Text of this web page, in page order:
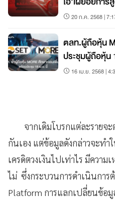
20 ก.ค. 2568 |
ตลท.ผู้ถือหุ้น
ประชุมผู้ถือหุ้น
16 เม.ย. 2568 |
จากเดิมโบรกแต่ละรายจะ
กันเอง แต่ข้อมูลดังกล่าวจะทำ
เครดิตวงเงินไปเท่าไร มีควา
ไม่ ซึ่งกระบวนการดำเนินการ
Platform การแลกเปลี่ยนข้อ